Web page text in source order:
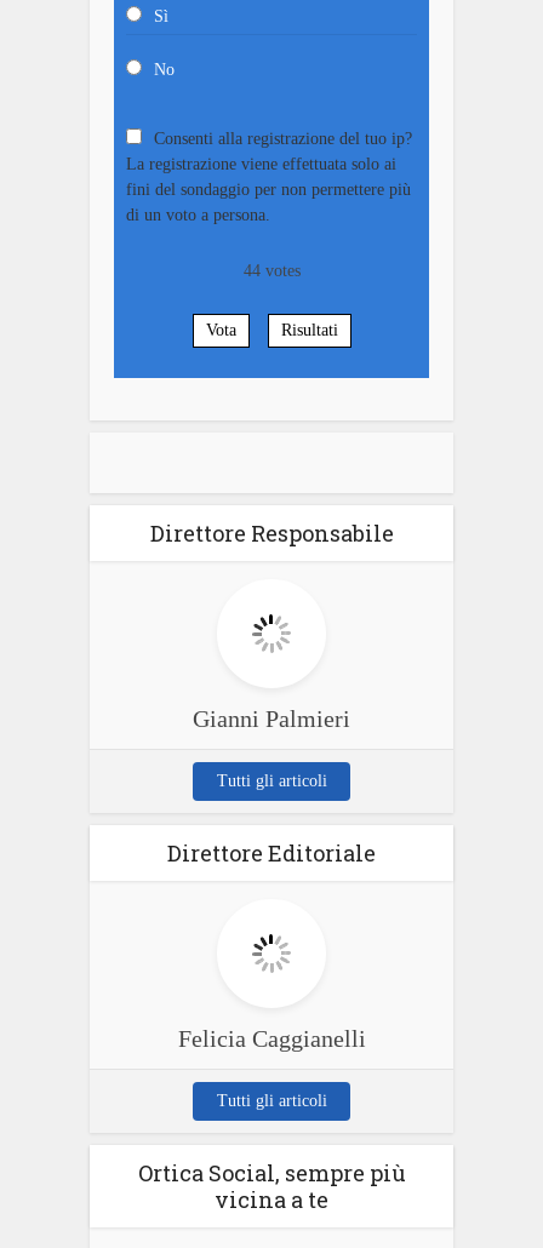
Sì
No
Consenti alla registrazione del tuo ip?
La registrazione viene effettuata solo ai
fini del sondaggio per non permettere più
di un voto a persona.
44votes
Vota Risultati
Direttore Responsabile
Gianni Palmieri
Tutti gli articoli
Direttore Editoriale
Felicia Caggianelli
Tutti gli articoli
Ortica Social, sempre più
vicina a te